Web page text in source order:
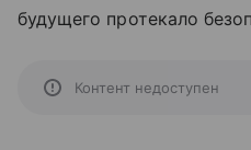
будущего протекало
Контент недоступен